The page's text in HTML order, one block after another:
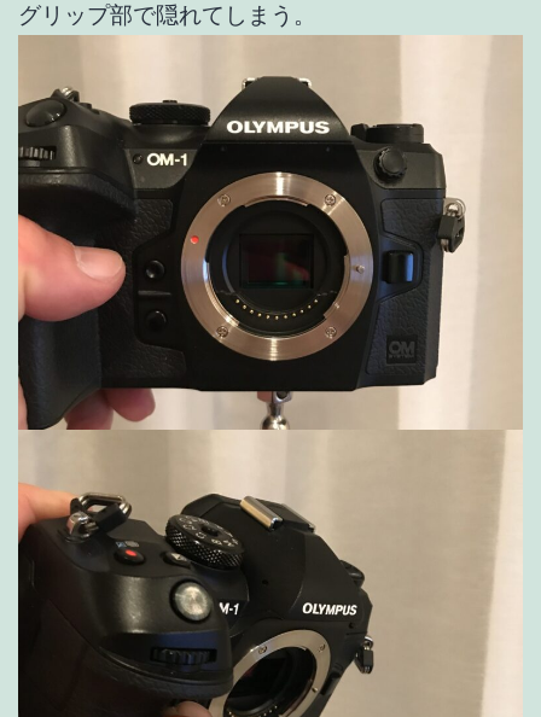
グリップ部で隠れてしまう。